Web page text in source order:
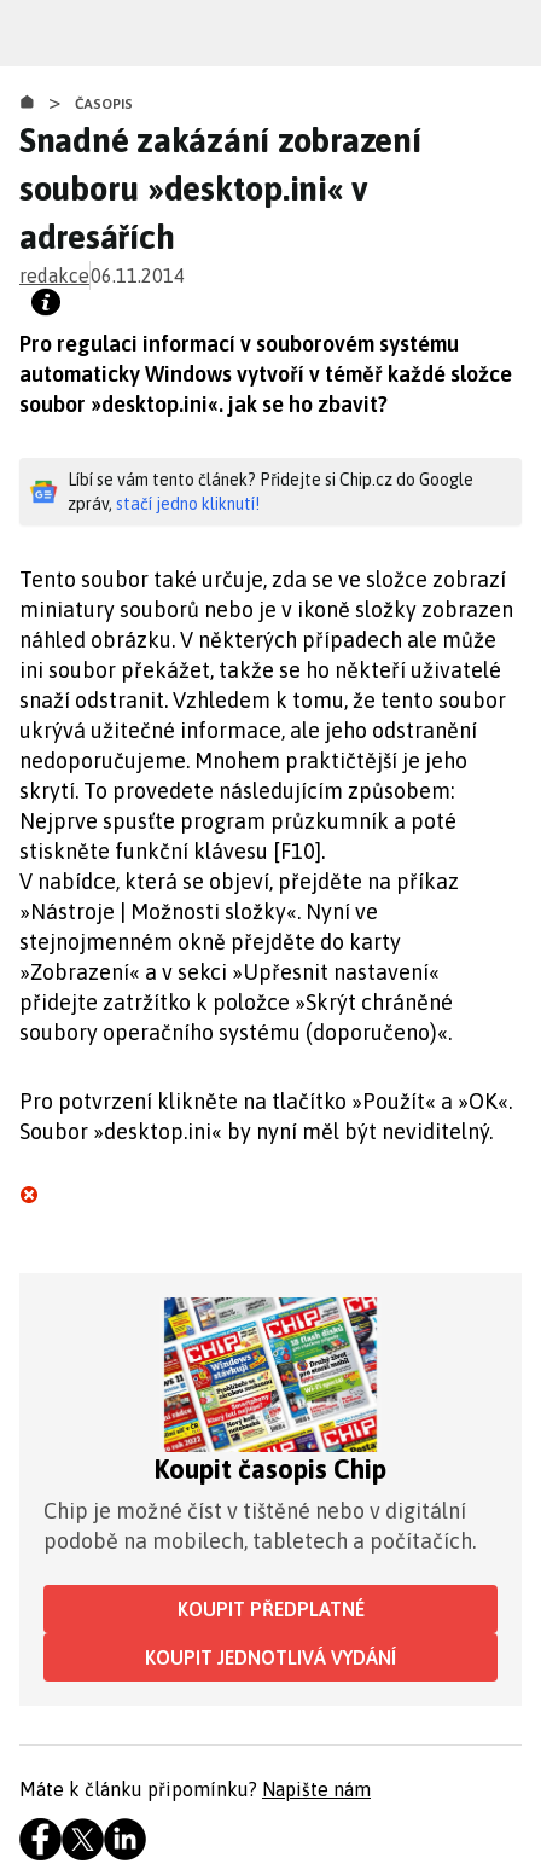
obsahu
> ČASOPIS
Snadné zakázání zobrazení
souboru »desktop.ini« v
adresářích
redakce06.11.2014
Pro regulaci informací v souborovém systému
automaticky Windows vytvoří v téměř každé složce
soubor »desktop.ini«. jak se ho zbavit?
Líbí se vám tento článek? Přidejte si Chip.cz do Google
zpráv, stačí jedno kliknutí!
Tento soubor také určuje, zda se ve složce zobrazí
miniatury souborů nebo je v ikoně složky zobrazen
náhled obrázku. V některých případech ale může
ini soubor překážet, takže se ho někteří uživatelé
snaží odstranit. Vzhledem k tomu, že tento soubor
ukrývá užitečné informace, ale jeho odstranění
nedoporučujeme. Mnohem praktičtější je jeho
skrytí. To provedete následujícím způsobem:
Nejprve spusťte program průzkumník a poté
stiskněte funkční klávesu [F10].
V nabídce, která se objeví, přejděte na příkaz
»Nástroje | Možnosti složky«. Nyní ve
stejnojmenném okně přejděte do karty
»Zobrazení« a v sekci »Upřesnit nastavení«
přidejte zatržítko k položce »Skrýt chráněné
soubory operačního systému (doporučeno)«.
Pro potvrzení klikněte na tlačítko »Použít« a »OK«.
Soubor »desktop.ini« by nyní měl být neviditelný.
Koupit časopis Chip
Chip je možné číst v tištěné nebo v digitální
podobě na mobilech, tabletech a počítačích.
KOUPIT PŘEDPLATNÉ
KOUPIT JEDNOTLIVÁ VYDÁNÍ
Máte k článku připomínku? Napište nám